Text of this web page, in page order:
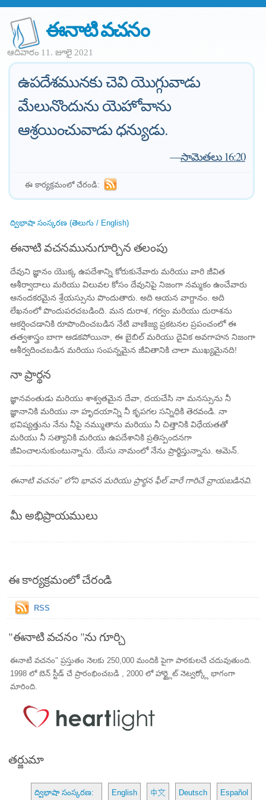
ఈనాటి వచనం
ఆదివారం 11. జూలై 2021
ఉపదేశమునకు చెవి యొగ్గువాడు
మేలునొందును యెహోవాను
ఆశ్రయించువాడు ధన్యుడు.
—సామెతలు 16:20
ఈ కార్యక్రమంలో చేరండి:
ద్విభాషా సంస్కరణ (తెలుగు / English)
ఈనాటి వచనమునుగూర్చిన తలంపు
దేవుని జ్ఞానం యొక్క ఉపదేశాన్ని కోరుకునేవారు మరియు వారి జీవిత
ఆశీర్వాదాలు మరియు విలువల కోసం దేవునిపై నిజంగా నమ్మకం ఉంచేవారు
ఆనందకరమైన శ్రేయస్సును పొందుతారు. అది ఆయన వాగ్దానం. అది
లేఖనంలో పొందుపరచబడింది. మన దురాశ, గర్వం మరియు దురాశను
ఆకర్షించడానికి రూపొందించబడిన నేటి వాణిజ్య ప్రకటనల ప్రపంచంలో ఈ
తత్వశాస్త్రం బాగా ఆడకపోయినా, ఈ బైబిల్ మరియు దైవిక అవగాహన నిజంగా
ఆశీర్వదించబడిన మరియు సంపన్నమైన జీవితానికి చాలా ముఖ్యమైనది!
నా ప్రార్థన
జ్ఞానవంతుడు మరియు శాశ్వతమైన దేవా, దయచేసి నా మనస్సును నీ
జ్ఞానానికి మరియు నా హృదయాన్ని నీ కృపగల సన్నిధికి తెరవండి. నా
భవిష్యత్తును నేను నీపై నమ్ముతాను మరియు నీ చిత్తానికి విధేయతతో
మరియు నీ సత్యానికి మరియు ఉపదేశానికి ప్రతిస్పందనగా
జీవించాలనుకుంటున్నాను. యేసు నామంలో నేను ప్రార్థిస్తున్నాను. ఆమెన్.
ఈనాటి వచనం" లోని భావన మరియు ప్రార్థన ఫీల్ వారే గారిచే వ్రాయబడినవి.
మీ అభిప్రాయములు
ఈ కార్యక్రమంలో చేరండి
RSS
"ఈనాటి వచనం "ను గూర్చి
ఈనాటి వచనం" ప్రస్తుతం నెలకు 250,000 మందికి పైగా పాఠకులచే చదువుతుంది.
1998 లో బెన్ స్టీడ్ చే ప్రారంభించబడి , 2000 లో హార్ట్లైట్ నెట్వర్క్లో భాగంగా
మారింది.
తర్జుమా
ద్విభాషా సంస్కరణ: English 中文 Deutsch Español